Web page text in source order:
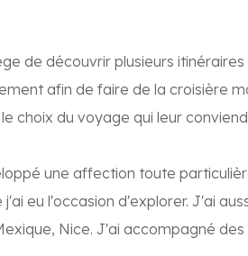
de découvrir plusieurs
afin de faire de la croisière
choix du voyage qui leur
une affection toute
eu l'occasion d'explorer. J'ai
Nice. J'ai accompagné